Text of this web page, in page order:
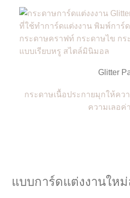
Glitter
กระดาษเนื้อประกายมุกให้คว
ความเลอค่
แบบการ์ดแต่งงานให